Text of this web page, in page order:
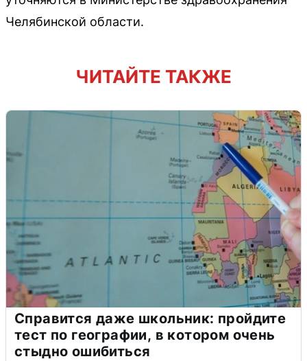
Челябинской области.
ЧИТАЙТЕ ТАКЖЕ
Справится даже школьник: пройдите
тест по географии, в котором очень
стыдно ошибиться